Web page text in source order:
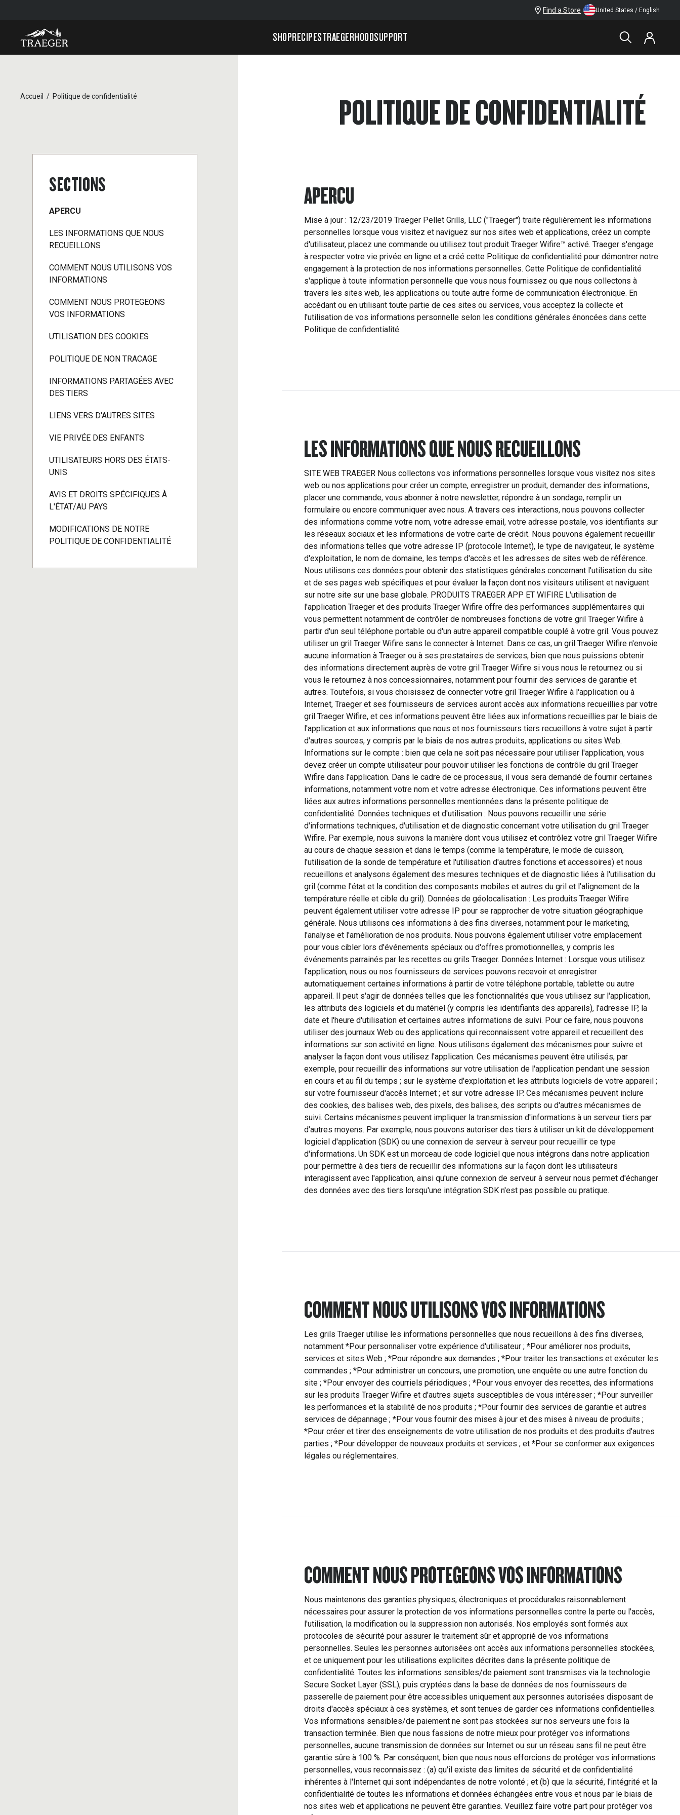
Find a Store United States / English
SHOPRECIPESTRAEGERHOODSUPPORT
Accueil Politique de confidentialité
SECTIONS
APERCU
LES INFORMATIONS QUE NOUS
RECUEILLONS
COMMENT NOUS UTILISONS VOS
INFORMATIONS
COMMENT NOUS PROTEGEONS
VOS INFORMATIONS
UTILISATION DES COOKIES
POLITIQUE DE NON TRACAGE
INFORMATIONS PARTAGÉES AVEC
DES TIERS
LIENS VERS D'AUTRES SITES
VIE PRIVÉE DES ENFANTS
UTILISATEURS HORS DES ÉTATS-
UNIS
AVIS ET DROITS SPÉCIFIQUES À
L'ÉTAT/AU PAYS
MODIFICATIONS DE NOTRE
POLITIQUE DE CONFIDENTIALITÉ
POLITIQUE DE CONFIDENTIALITÉ
APERCU
Mise à jour : 12/23/2019 Traeger Pellet Grills, LLC ("Traeger") traite régulièrement les informations
personnelles lorsque vous visitez et naviguez sur nos sites web et applications, créez un compte
d'utilisateur, placez une commande ou utilisez tout produit Traeger Wifire™ activé. Traeger s'engage
à respecter votre vie privée en ligne et a créé cette Politique de confidentialité pour démontrer notre
engagement à la protection de nos informations personnelles. Cette Politique de confidentialité
s'applique à toute information personnelle que vous nous fournissez ou que nous collectons à
travers les sites web, les applications ou toute autre forme de communication électronique. En
accédant ou en utilisant toute partie de ces sites ou services, vous acceptez la collecte et
l'utilisation de vos informations personnelle selon les conditions générales énoncées dans cette
Politique de confidentialité.
LES INFORMATIONS QUE NOUS RECUEILLONS
SITE WEB TRAEGER Nous collectons vos informations personnelles lorsque vous visitez nos sites
web ou nos applications pour créer un compte, enregistrer un produit, demander des informations,
placer une commande, vous abonner à notre newsletter, répondre à un sondage, remplir un
formulaire ou encore communiquer avec nous. A travers ces interactions, nous pouvons collecter
des informations comme votre nom, votre adresse email, votre adresse postale, vos identifiants sur
les réseaux sociaux et les informations de votre carte de crédit. Nous pouvons également recueillir
des informations telles que votre adresse IP (protocole Internet), le type de navigateur, le système
d'exploitation, le nom de domaine, les temps d'accès et les adresses de sites web de référence.
Nous utilisons ces données pour obtenir des statistiques générales concernant l'utilisation du site
et de ses pages web spécifiques et pour évaluer la façon dont nos visiteurs utilisent et naviguent
sur notre site sur une base globale. PRODUITS TRAEGER APP ET WIFIRE L'utilisation de
l'application Traeger et des produits Traeger Wifire offre des performances supplémentaires qui
vous permettent notamment de contrôler de nombreuses fonctions de votre gril Traeger Wifire à
partir d'un seul téléphone portable ou d'un autre appareil compatible couplé à votre gril. Vous pouvez
utiliser un gril Traeger Wifire sans le connecter à Internet. Dans ce cas, un gril Traeger Wifire n'envoie
aucune information à Traeger ou à ses prestataires de services, bien que nous puissions obtenir
des informations directement auprès de votre gril Traeger Wifire si vous nous le retournez ou si
vous le retournez à nos concessionnaires, notamment pour fournir des services de garantie et
autres. Toutefois, si vous choisissez de connecter votre gril Traeger Wifire à l'application ou à
Internet, Traeger et ses fournisseurs de services auront accès aux informations recueillies par votre
gril Traeger Wifire, et ces informations peuvent être liées aux informations recueillies par le biais de
l'application et aux informations que nous et nos fournisseurs tiers recueillons à votre sujet à partir
d'autres sources, y compris par le biais de nos autres produits, applications ou sites Web.
Informations sur le compte : bien que cela ne soit pas nécessaire pour utiliser l'application, vous
devez créer un compte utilisateur pour pouvoir utiliser les fonctions de contrôle du gril Traeger
Wifire dans l'application. Dans le cadre de ce processus, il vous sera demandé de fournir certaines
informations, notamment votre nom et votre adresse électronique. Ces informations peuvent être
liées aux autres informations personnelles mentionnées dans la présente politique de
confidentialité. Données techniques et d'utilisation : Nous pouvons recueillir une série
d'informations techniques, d'utilisation et de diagnostic concernant votre utilisation du gril Traeger
Wifire. Par exemple, nous suivons la manière dont vous utilisez et contrôlez votre gril Traeger Wifire
au cours de chaque session et dans le temps (comme la température, le mode de cuisson,
l'utilisation de la sonde de température et l'utilisation d'autres fonctions et accessoires) et nous
recueillons et analysons également des mesures techniques et de diagnostic liées à l'utilisation du
gril (comme l'état et la condition des composants mobiles et autres du gril et l'alignement de la
température réelle et cible du gril). Données de géolocalisation : Les produits Traeger Wifire
peuvent également utiliser votre adresse IP pour se rapprocher de votre situation géographique
générale. Nous utilisons ces informations à des fins diverses, notamment pour le marketing,
l'analyse et l'amélioration de nos produits. Nous pouvons également utiliser votre emplacement
pour vous cibler lors d'événements spéciaux ou d'offres promotionnelles, y compris les
événements parrainés par les recettes ou grils Traeger. Données Internet : Lorsque vous utilisez
l'application, nous ou nos fournisseurs de services pouvons recevoir et enregistrer
automatiquement certaines informations à partir de votre téléphone portable, tablette ou autre
appareil. Il peut s'agir de données telles que les fonctionnalités que vous utilisez sur l'application,
les attributs des logiciels et du matériel (y compris les identifiants des appareils), l'adresse IP, la
date et l'heure d'utilisation et certaines autres informations de suivi. Pour ce faire, nous pouvons
utiliser des journaux Web ou des applications qui reconnaissent votre appareil et recueillent des
informations sur son activité en ligne. Nous utilisons également des mécanismes pour suivre et
analyser la façon dont vous utilisez l'application. Ces mécanismes peuvent être utilisés, par
exemple, pour recueillir des informations sur votre utilisation de l'application pendant une session
en cours et au fil du temps ; sur le système d'exploitation et les attributs logiciels de votre appareil ;
sur votre fournisseur d'accès Internet ; et sur votre adresse IP. Ces mécanismes peuvent inclure
des cookies, des balises web, des pixels, des balises, des scripts ou d'autres mécanismes de
suivi. Certains mécanismes peuvent impliquer la transmission d'informations à un serveur tiers par
d'autres moyens. Par exemple, nous pouvons autoriser des tiers à utiliser un kit de développement
logiciel d'application (SDK) ou une connexion de serveur à serveur pour recueillir ce type
d'informations. Un SDK est un morceau de code logiciel que nous intégrons dans notre application
pour permettre à des tiers de recueillir des informations sur la façon dont les utilisateurs
interagissent avec l'application, ainsi qu'une connexion de serveur à serveur nous permet d'échanger
des données avec des tiers lorsqu'une intégration SDK n'est pas possible ou pratique.
COMMENT NOUS UTILISONS VOS INFORMATIONS
Les grils Traeger utilise les informations personnelles que nous recueillons à des fins diverses,
notamment *Pour personnaliser votre expérience d'utilisateur ; *Pour améliorer nos produits,
services et sites Web ; *Pour répondre aux demandes ; *Pour traiter les transactions et exécuter les
commandes ; *Pour administrer un concours, une promotion, une enquête ou une autre fonction du
site ; *Pour envoyer des courriels périodiques ; *Pour vous envoyer des recettes, des informations
sur les produits Traeger Wifire et d'autres sujets susceptibles de vous intéresser ; *Pour surveiller
les performances et la stabilité de nos produits ; *Pour fournir des services de garantie et autres
services de dépannage ; *Pour vous fournir des mises à jour et des mises à niveau de produits ;
*Pour créer et tirer des enseignements de votre utilisation de nos produits et des produits d'autres
parties ; *Pour développer de nouveaux produits et services ; et *Pour se conformer aux exigences
légales ou réglementaires.
COMMENT NOUS PROTEGEONS VOS INFORMATIONS
Nous maintenons des garanties physiques, électroniques et procédurales raisonnablement
nécessaires pour assurer la protection de vos informations personnelles contre la perte ou l'accès,
l'utilisation, la modification ou la suppression non autorisés. Nos employés sont formés aux
protocoles de sécurité pour assurer le traitement sûr et approprié de vos informations
personnelles. Seules les personnes autorisées ont accès aux informations personnelles stockées,
et ce uniquement pour les utilisations explicites décrites dans la présente politique de
confidentialité. Toutes les informations sensibles/de paiement sont transmises via la technologie
Secure Socket Layer (SSL), puis cryptées dans la base de données de nos fournisseurs de
passerelle de paiement pour être accessibles uniquement aux personnes autorisées disposant de
droits d'accès spéciaux à ces systèmes, et sont tenues de garder ces informations confidentielles.
Vos informations sensibles/de paiement ne sont pas stockées sur nos serveurs une fois la
transaction terminée. Bien que nous fassions de notre mieux pour protéger vos informations
personnelles, aucune transmission de données sur Internet ou sur un réseau sans fil ne peut être
garantie sûre à 100 %. Par conséquent, bien que nous nous efforcions de protéger vos informations
personnelles, vous reconnaissez : (a) qu'il existe des limites de sécurité et de confidentialité
inhérentes à l'Internet qui sont indépendantes de notre volonté ; et (b) que la sécurité, l'intégrité et la
confidentialité de toutes les informations et données échangées entre vous et nous par le biais de
nos sites web et applications ne peuvent être garanties. Veuillez faire votre part pour protéger vos